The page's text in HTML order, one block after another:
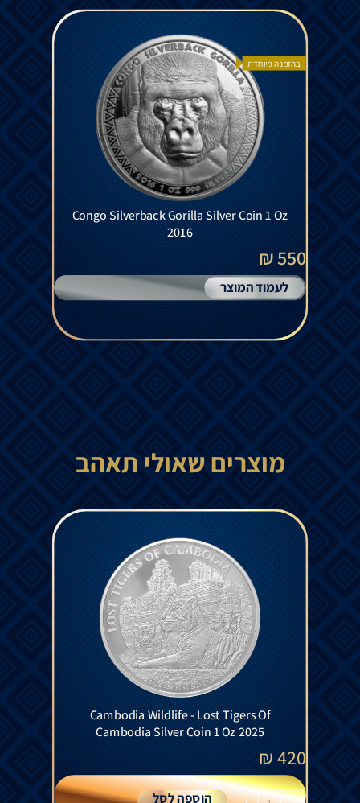
בהזמנה מיוחדת
Congo Silverback Gorilla Silver Coin 1 Oz
2016
550 ₪
לעמוד המוצר
מוצרים שאולי תאהב
Cambodia Wildlife - Lost Tigers Of
Cambodia Silver Coin 1 Oz 2025
420
₪
הוספה לסל